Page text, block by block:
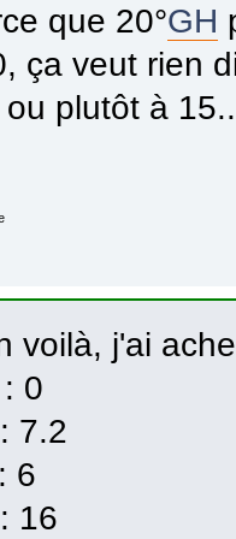
que 20°GH
ça veut rien
ou plutôt à
voilà, j'ai
0
: 7.2
: 6
: 16